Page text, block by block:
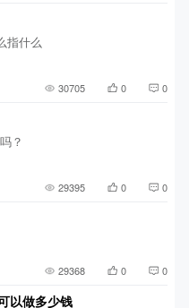
指什么
30705 0 0
？
29395 0 0
29368 0 0
以做多少钱